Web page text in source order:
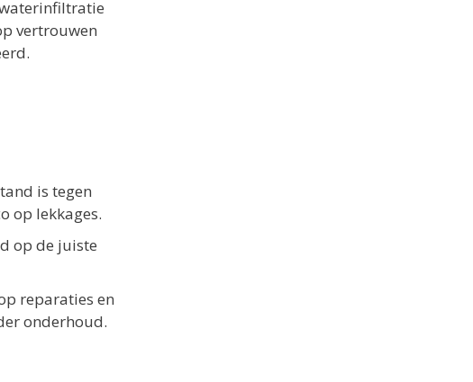
vertrouwen
is tegen
op lekkages.
op de juiste
reparaties en
onderhoud.